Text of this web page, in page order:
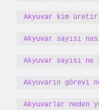
Akyuvar kim üretir
Akyuvar sayısı
Akyuvar sayısı ne
Akyuvarın görevi
Akyuvarlar neden